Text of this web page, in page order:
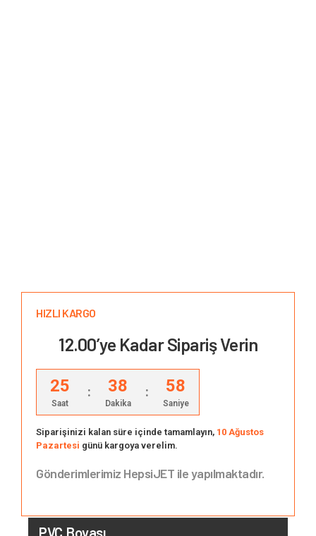
HIZLI KARGO
12.00’ye Kadar Sipariş Verin
25
Saat
: 38
Dakika
: 57
Saniye
Siparişinizi kalan süre içinde tamamlayın, 10 Ağustos
Pazartesi günü kargoya verelim.
Gönderimlerimiz HepsiJET ile yapılmaktadır.
PVC Boyası